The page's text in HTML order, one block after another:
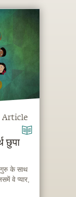
Article
छुपा
के साथ
वे प्यार,